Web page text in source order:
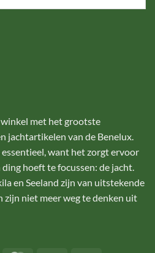
met het grootste
jachtartikelen van de Benelux.
want het zorgt ervoor
hoeft te focussen: de jacht.
en Seeland zijn van uitstekende
zijn niet meer weg te denken uit